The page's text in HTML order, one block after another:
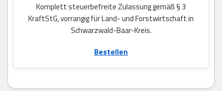
Komplett steuerbefreite Zulassung gemäß § 3
KraftStG, vorrangig für Land- und Forstwirtschaft in
Schwarzwald-Baar-Kreis.
Bestellen